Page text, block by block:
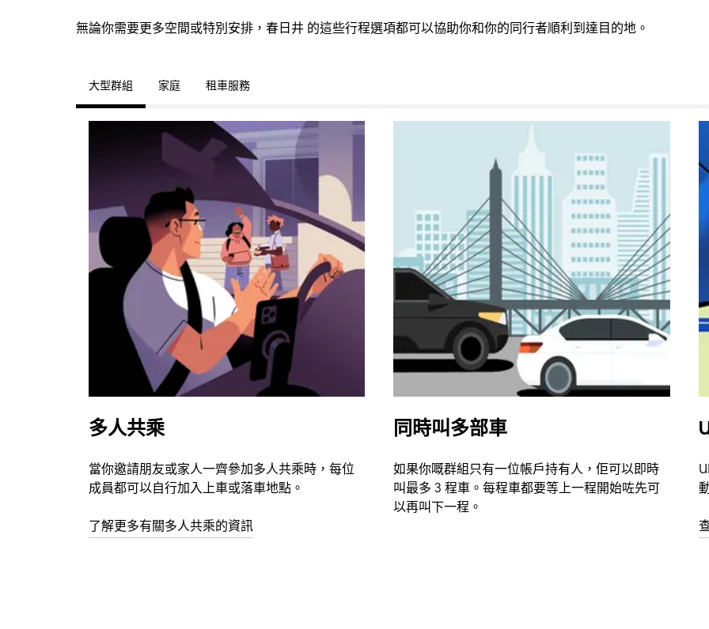
無論你需要更多空間或特別安排，春日井 的這些行程選項都可以協助你和你的同行者順利到達目的地。
大型群組 家庭 租車服務
多人共乘
當你邀請朋友或家人一齊參加多人共乘時，每位
成員都可以自行加入上車或落車地點。
了解更多有關多人共乘的資訊
同時叫多部車
如果你嘅群組只有一位帳戶持有人，佢可以即時
叫最多 3 程車。每程車都要等上一程開始咗先可
以再叫下一程。